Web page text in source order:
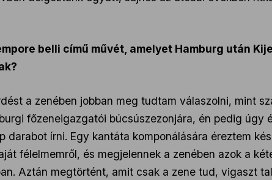
belli című művét, amelyet Hamburg után
a zenében jobban meg tudtam válaszolni, mint
főzeneigazgatói búcsúszezonjára, én pedig úgy
darabot írni. Egy kantáta komponálására éreztem
félelmemről, és megjelennek a zenében azok a
Aztán megtörtént, amit csak a zene tud, vigaszt